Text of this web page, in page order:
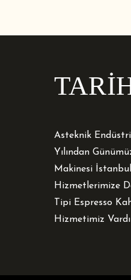
Asteknik
Yılından
Makinesi
Hizmetlerimize
Tipi Espresso
Hizmetimiz